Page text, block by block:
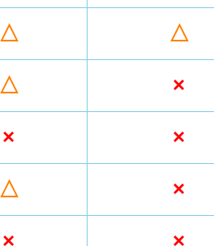
△ △
△ ×
× ×
△ ×